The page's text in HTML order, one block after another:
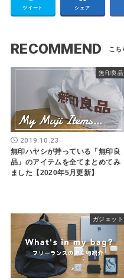
ツイート シェア
RECOMMEND
無印良品
2019.10.23
無印ハヤシが持っている「無印良
品」のアイテムを全てまとめてみ
ました【2020年5月更新】
ガジェット